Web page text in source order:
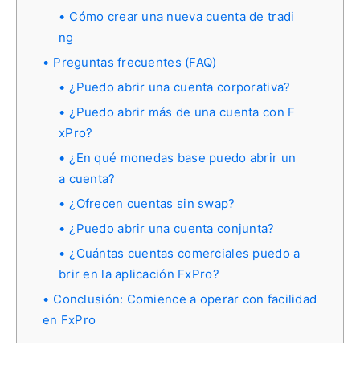
Cómo crear una nueva cuenta de tradi
ng
Preguntas frecuentes (FAQ)
¿Puedo abrir una cuenta corporativa?
¿Puedo abrir más de una cuenta con F
xPro?
¿En qué monedas base puedo abrir un
a cuenta?
¿Ofrecen cuentas sin swap?
¿Puedo abrir una cuenta conjunta?
¿Cuántas cuentas comerciales puedo a
brir en la aplicación FxPro?
Conclusión: Comience a operar con facilidad
en FxPro